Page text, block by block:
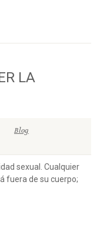
LA
Blog
sexual. Cualquier
fuera de su cuerpo;